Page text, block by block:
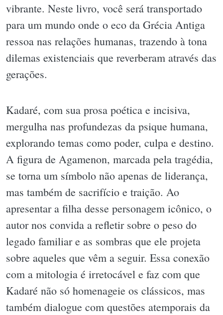
vibrante. Neste livro, você será transportado
para um mundo onde o eco da Grécia Antiga
ressoa nas relações humanas, trazendo à tona
dilemas existenciais que reverberam através das
gerações.
Kadaré, com sua prosa poética e incisiva,
mergulha nas profundezas da psique humana,
explorando temas como poder, culpa e destino.
A figura de Agamenon, marcada pela tragédia,
se torna um símbolo não apenas de liderança,
mas também de sacrifício e traição. Ao
apresentar a filha desse personagem icônico, o
autor nos convida a refletir sobre o peso do
legado familiar e as sombras que ele projeta
sobre aqueles que vêm a seguir. Essa conexão
com a mitologia é irretocável e faz com que
Kadaré não só homenageie os clássicos, mas
também dialogue com questões atemporais da